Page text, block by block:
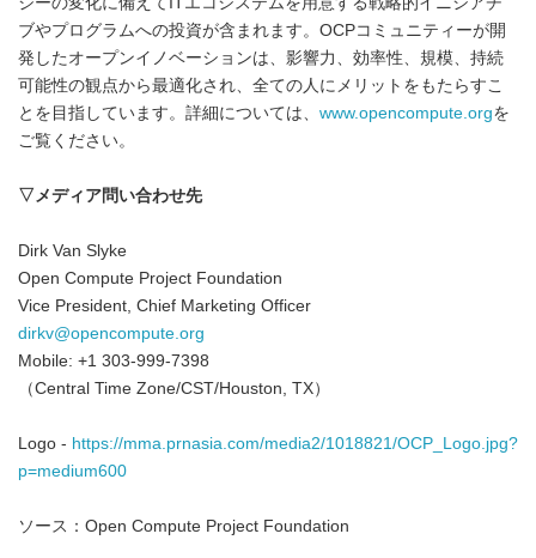
ブやプログラムへの投資が含まれます。OCPコミュニティーが開
発したオープンイノベーションは、影響力、効率性、規模、持続
可能性の観点から最適化され、全ての人にメリットをもたらすこ
とを目指しています。詳細については、 www.opencompute.orgを
ご覧ください。
▽メディア問い合わせ先
Dirk Van Slyke
Open Compute Project Foundation
Vice President, Chief Marketing Officer
dirkv@opencompute.org
Mobile: +1 303-999-7398
（Central Time Zone/CST/Houston, TX）
Logo - https://mma.prnasia.com/media2/1018821/OCP_Logo.jpg?
p=medium600
ソース：Open Compute Project Foundation